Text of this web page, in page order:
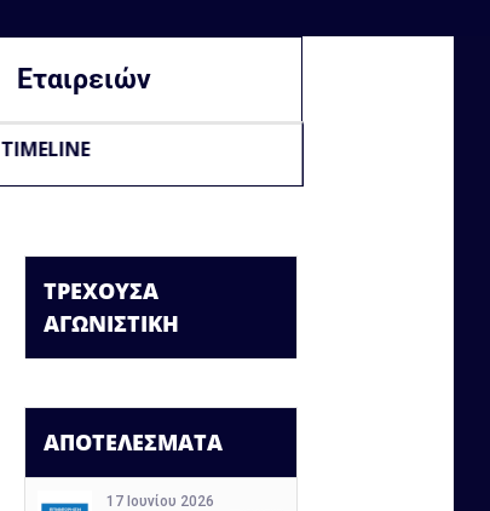
Εταιρειών
TIMELINE
ΤΡΕΧΟΥΣΑ
ΑΓΩΝΙΣΤΙΚΗ
ΑΠΟΤΕΛΕΣΜΑΤΑ
17 Ιουνίου 2026